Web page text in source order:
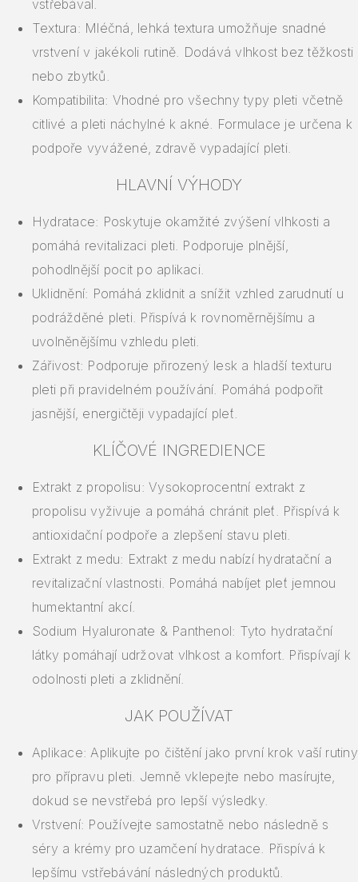
vstřebával.
Textura: Mléčná, lehká textura umožňuje snadné
vrstvení v jakékoli rutině. Dodává vlhkost bez těžkosti
nebo zbytků.
Kompatibilita: Vhodné pro všechny typy pleti včetně
citlivé a pleti náchylné k akné. Formulace je určena k
podpoře vyvážené, zdravě vypadající pleti.
HLAVNÍ VÝHODY
Hydratace: Poskytuje okamžité zvýšení vlhkosti a
pomáhá revitalizaci pleti. Podporuje plnější,
pohodlnější pocit po aplikaci.
Uklidnění: Pomáhá zklidnit a snížit vzhled zarudnutí u
podrážděné pleti. Přispívá k rovnoměrnějšímu a
uvolněnějšímu vzhledu pleti.
Zářivost: Podporuje přirozený lesk a hladší texturu
pleti při pravidelném používání. Pomáhá podpořit
jasnější, energičtěji vypadající pleť.
KLÍČOVÉ INGREDIENCE
Extrakt z propolisu: Vysokoprocentní extrakt z
propolisu vyživuje a pomáhá chránit pleť. Přispívá k
antioxidační podpoře a zlepšení stavu pleti.
Extrakt z medu: Extrakt z medu nabízí hydratační a
revitalizační vlastnosti. Pomáhá nabíjet pleť jemnou
humektantní akcí.
Sodium Hyaluronate & Panthenol: Tyto hydratační
látky pomáhají udržovat vlhkost a komfort. Přispívají k
odolnosti pleti a zklidnění.
JAK POUŽÍVAT
Aplikace: Aplikujte po čištění jako první krok vaší rutiny
pro přípravu pleti. Jemně vklepejte nebo masírujte,
dokud se nevstřebá pro lepší výsledky.
Vrstvení: Používejte samostatně nebo následně s
séry a krémy pro uzamčení hydratace. Přispívá k
lepšímu vstřebávání následných produktů.